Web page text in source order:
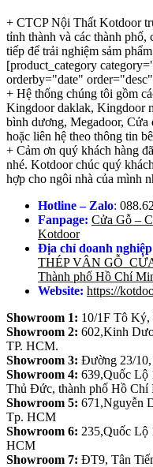
+ CTCP Nội Thất Kotdoor
tỉnh thành và các thành phố,
tiếp để trải nghiệm sảm
[product_category
orderby="date"
+ Hệ thống chúng tôi gồm
Kingdoor daklak, Kingdoor
bình dương, Megadoor,
hoặc liên hệ theo thông tin
+ Cảm ơn quý khách hàng
nhé. Kotdoor chúc quý
hợp cho ngôi nhà của mình
Hotline – Zalo:
Fanpage: Cửa Gỗ –
Kotdoor
Địa chỉ doanh
THÉP VÂN
Thành phố Hồ Chí
Website: https://
Showroom 1: 10/1F Tô Ký,
Showroom 2: 602,Kinh
TP. HCM.
Showroom 3: Đường 23/
Showroom 4: 639,Quốc Lộ
Thủ Đức, thành phố Hồ Chí
Showroom 5: 671,Nguyễn
Tp. HCM
Showroom 6: 235,Quốc
HCM
Showroom 7: ĐT9, Tân